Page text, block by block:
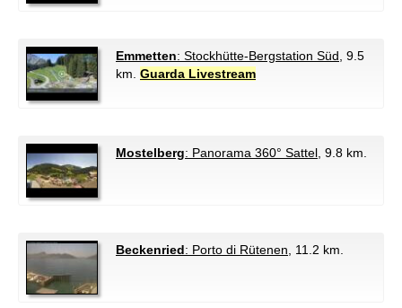
Emmetten: Stockhütte-Bergstation Süd , 9.5
km. Guarda Livestream
Mostelberg: Panorama 360° Sattel , 9.8 km.
Beckenried: Porto di Rütenen , 11.2 km.